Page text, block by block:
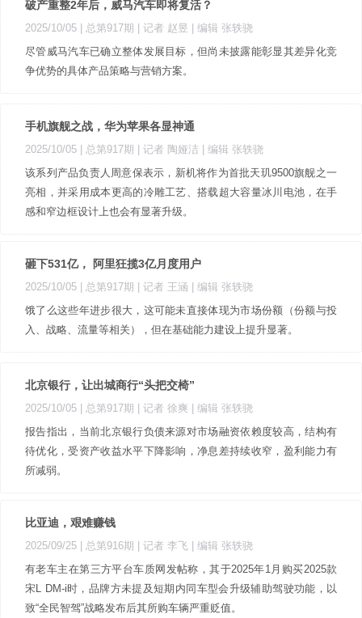
破产重整2年后，威马汽车即将复活？
2025/10/05 | 总第917期 | 记者 赵昱
| 编辑 张轶骁
尽管威马汽车已确立整体发展目标，但尚未披露能彰显其差异化竞
争优势的具体产品策略与营销方案。
手机旗舰之战，华为苹果各显神通
2025/10/05 | 总第917期 | 记者 陶娅洁
| 编辑 张轶骁
该系列产品负责人周意保表示，新机将作为首批天玑9500旗舰之一
亮相，并采用成本更高的冷雕工艺、搭载超大容量冰川电池，在手
感和窄边框设计上也会有显著升级。
砸下531亿， 阿里狂揽3亿月度用户
2025/10/05 | 总第917期 | 记者 王涵
| 编辑 张轶骁
饿了么这些年进步很大，这可能未直接体现为市场份额（份额与投
入、战略、流量等相关），但在基础能力建设上提升显著。
北京银行，让出城商行“头把交椅”
2025/10/05 | 总第917期 | 记者 徐爽
| 编辑 张轶骁
报告指出，当前北京银行负债来源对市场融资依赖度较高，结构有
待优化，受资产收益水平下降影响，净息差持续收窄，盈利能力有
所减弱。
比亚迪，艰难赚钱
2025/09/25 | 总第916期 | 记者 李飞
| 编辑 张轶骁
有老车主在第三方平台车质网发帖称，其于2025年1月购买2025款
宋L DM-i时，品牌方未提及短期内同车型会升级辅助驾驶功能，以
致“全民智驾”战略发布后其所购车辆严重贬值。